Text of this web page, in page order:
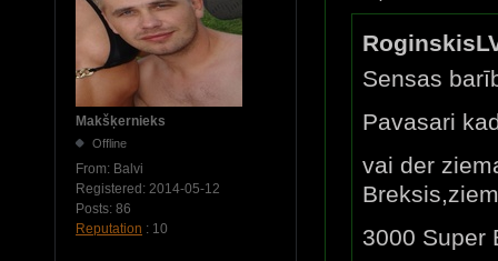
Makšķernieks
Offline
From: Balvi
Registered: 2014-05-12
Posts: 86
Reputation : 10
Sensas
Pavasari
vai der
3000 Super